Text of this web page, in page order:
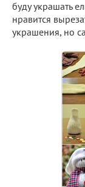
буду украшать
нравится
украшения, но